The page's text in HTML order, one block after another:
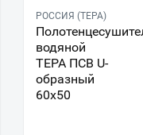
РОССИЯ (ТЕРА)
водяной
ТЕРА ПСВ U-
образный
60х50